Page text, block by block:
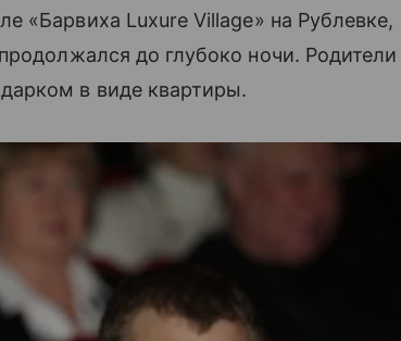
«Барвиха Luxure Village» на Рублевке,
до глубоко ночи. Родители
в виде квартиры.